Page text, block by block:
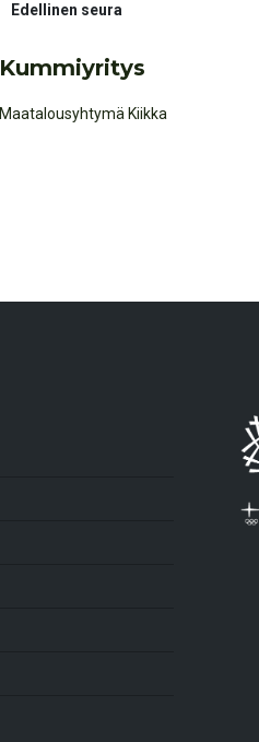
Edellinen seura
Kummiyritys
Maatalousyhtymä Kiikka